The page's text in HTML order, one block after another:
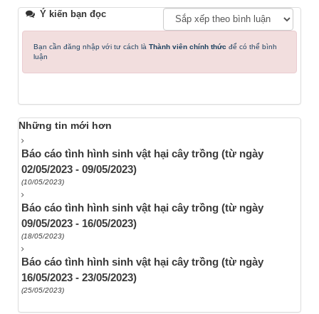
Ý kiến bạn đọc
Bạn cần đăng nhập với tư cách là Thành viên chính thức để có thể bình
luận
Những tin mới hơn
Báo cáo tình hình sinh vật hại cây trồng (từ ngày
02/05/2023 - 09/05/2023)
(10/05/2023)
Báo cáo tình hình sinh vật hại cây trồng (từ ngày
09/05/2023 - 16/05/2023)
(18/05/2023)
Báo cáo tình hình sinh vật hại cây trồng (từ ngày
16/05/2023 - 23/05/2023)
(25/05/2023)